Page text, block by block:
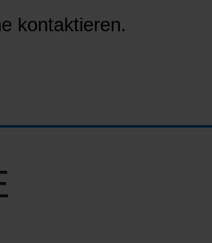
kontaktieren.